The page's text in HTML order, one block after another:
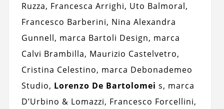
Ruzza, Francesca Arrighi, Uto Balmoral,
Francesco Barberini, Nina Alexandra
Gunnell, marca Bartoli Design, marca
Calvi Brambilla, Maurizio Castelvetro,
Cristina Celestino, marca Debonademeo
Studio, Lorenzo De Bartolomei s, marca
D’Urbino & Lomazzi, Francesco Forcellini,